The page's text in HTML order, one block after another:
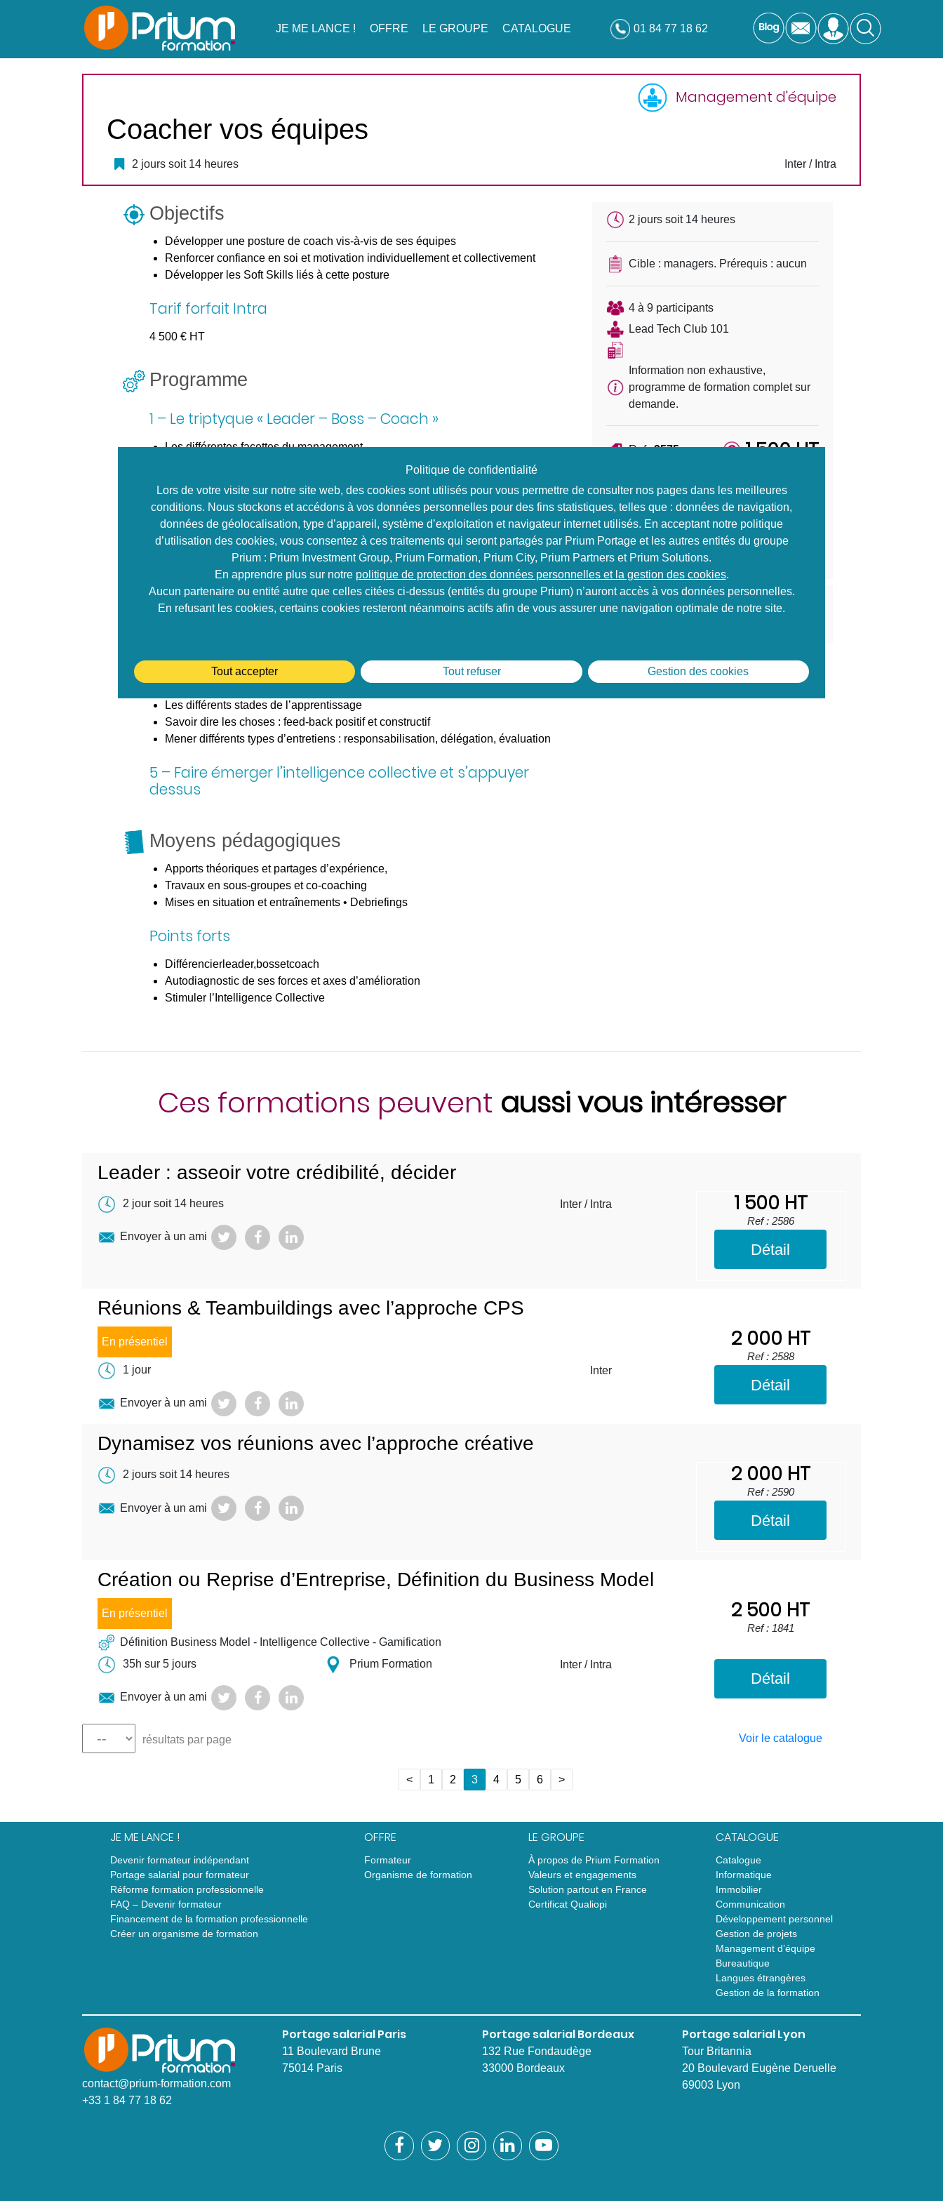
JE ME LANCE ! OFFRE LE GROUPE CATALOGUE 01 84 77 18 62
Management d'équipe
Coacher vos équipes
2 jours soit 14 heures Inter / Intra
Objectifs
Développer une posture de coach vis-à-vis de ses équipes
Renforcer confiance en soi et motivation individuellement et collectivement
Développer les Soft Skills liés à cette posture
Tarif forfait Intra
4 500 € HT
Programme
1 – Le triptyque « Leader – Boss – Coach »
Les différentes facettes du management
Le management situationnel
2 – Le savoir-être du Coach
Les 10 compétences clés
Les fondamentaux d’une bonne communication
Focus sur l’écoute active
4 – Accompagner ses collaborateurs dans leur montée en
compétence
Les différents stades de l’apprentissage
Savoir dire les choses : feed-back positif et constructif
Mener différents types d’entretiens : responsabilisation, délégation, évaluation
5 – Faire émerger l’intelligence collective et s’appuyer
dessus
Moyens pédagogiques
Apports théoriques et partages d’expérience,
Travaux en sous-groupes et co-coaching
Mises en situation et entraînements • Debriefings
Points forts
Différencierleader,bossetcoach
Autodiagnostic de ses forces et axes d’amélioration
Stimuler l’Intelligence Collective
2 jours soit 14 heures
Cible : managers. Prérequis : aucun
4 à 9 participants
Lead Tech Club 101
Information non exhaustive,
programme de formation complet sur
demande.
Ref :2575 1 500 HT
S'inscrire
Envoyer à un ami
Prochaines sessions de formation
Ces formations peuvent aussi vous intéresser
Leader : asseoir votre crédibilité, décider
2 jour soit 14 heures Inter / Intra
Envoyer à un ami
1 500 HT
Ref : 2586
Détail
Réunions & Teambuildings avec l’approche CPS
En présentiel
1 jour Inter
Envoyer à un ami
2 000 HT
Ref : 2588
Détail
Dynamisez vos réunions avec l’approche créative
2 jours soit 14 heures
Envoyer à un ami
2 000 HT
Ref : 2590
Détail
Création ou Reprise d’Entreprise, Définition du Business Model
En présentiel
Définition Business Model - Intelligence Collective - Gamification
35h sur 5 jours
Prium Formation Inter / Intra
Envoyer à un ami
2 500 HT
Ref : 1841
Détail
résultats par page Voir le catalogue
< 1 2 3 4 5 6 >
JE ME LANCE !
Devenir formateur indépendant
Portage salarial pour formateur
Réforme formation professionnelle
FAQ – Devenir formateur
Financement de la formation professionnelle
Créer un organisme de formation
OFFRE
Formateur
Organisme de formation
LE GROUPE
À propos de Prium Formation
Valeurs et engagements
Solution partout en France
Certificat Qualiopi
CATALOGUE
Catalogue
Informatique
Immobilier
Communication
Développement personnel
Gestion de projets
Management d’équipe
Bureautique
Langues étrangères
Gestion de la formation
contact@prium-formation.com
+33 1 84 77 18 62
Portage salarial Paris
11 Boulevard Brune
75014 Paris
Portage salarial Bordeaux
132 Rue Fondaudège
33000 Bordeaux
Portage salarial Lyon
Tour Britannia
20 Boulevard Eugène Deruelle
69003 Lyon
Politique de confidentialité
Lors de votre visite sur notre site web, des cookies sont utilisés pour vous permettre de consulter nos pages dans les meilleures
conditions. Nous stockons et accédons à vos données personnelles pour des fins statistiques, telles que : données de navigation,
données de géolocalisation, type d’appareil, système d’exploitation et navigateur internet utilisés. En acceptant notre politique
d’utilisation des cookies, vous consentez à ces traitements qui seront partagés par Prium Portage et les autres entités du groupe
Prium : Prium Investment Group, Prium Formation, Prium City, Prium Partners et Prium Solutions.
En apprendre plus sur notre politique de protection des données personnelles et la gestion des cookies.
Aucun partenaire ou entité autre que celles citées ci-dessus (entités du groupe Prium) n’auront accès à vos données personnelles.
En refusant les cookies, certains cookies resteront néanmoins actifs afin de vous assurer une navigation optimale de notre site.
Tout accepter Tout refuser Gestion des cookies